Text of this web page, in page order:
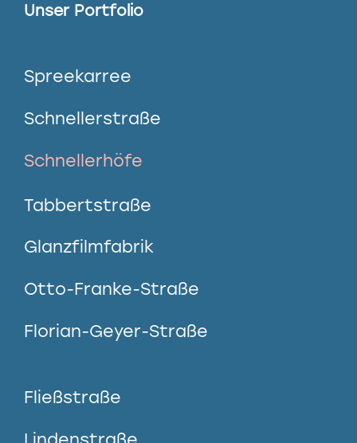
Unser Portfolio
Spreekarree
Schnellerstraße
Schnellerhöfe
Tabbertstraße
Glanzfilmfabrik
Otto-Franke-Straße
Florian-Geyer-Straße
Fließstraße